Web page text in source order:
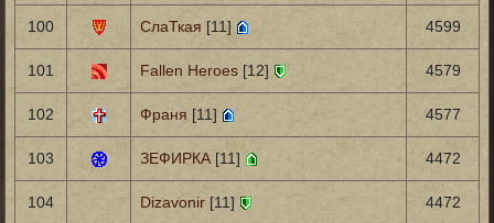
100 СлаТкая [11] 4599
101 Fallen Heroes [12] 4579
102 Франя [11] 4577
103 ЗЕФИРКА [11] 4472
104 Dizavonir [11] 4472